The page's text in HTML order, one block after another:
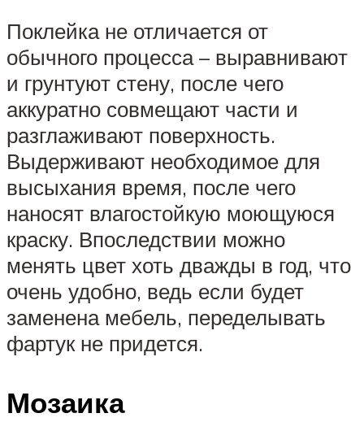
Поклейка не отличается от
обычного процесса – выравнивают
и грунтуют стену, после чего
аккуратно совмещают части и
разглаживают поверхность.
Выдерживают необходимое для
высыхания время, после чего
наносят влагостойкую моющуюся
краску. Впоследствии можно
менять цвет хоть дважды в год, что
очень удобно, ведь если будет
заменена мебель, переделывать
фартук не придется.
Мозаика